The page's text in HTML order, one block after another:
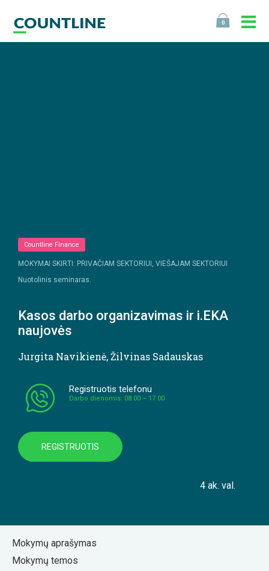
0
Countline Finance
MOKYMAI SKIRTI: PRIVAČIAM SEKTORIUI, VIEŠAJAM SEKTORIUI
Nuotolinis seminaras.
Kasos darbo organizavimas ir i.EKA
naujovės
Jurgita Navikienė,Žilvinas Sadauskas
Registruotis telefonu
Darbo dienomis: 08:00 – 17:00
REGISTRUOTIS
4 ak. val.
Mokymų aprašymas
Mokymų temos